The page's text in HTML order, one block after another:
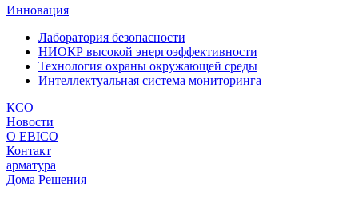
Инновация
Лаборатория безопасности
НИОКР высокой энергоэффективности
Технология охраны окружающей среды
Интеллектуальная система мониторинга
КСО
Новости
O EBICO
Контакт
арматура
Дома Решения